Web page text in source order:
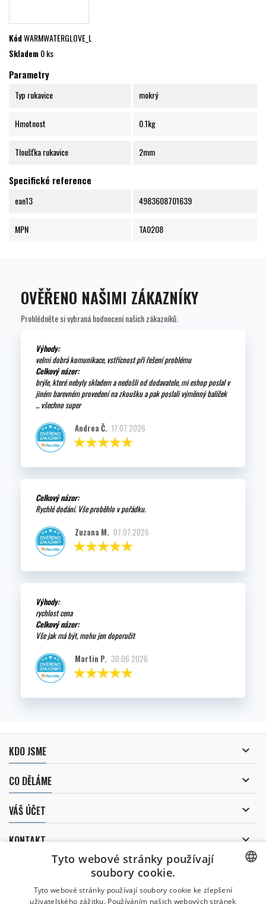
KódWARMWATERGLOVE_L
Skladem0 ks
Parametry
Typ rukavice mokrý
Hmotnost 0.1kg
Tloušťka rukavice 2mm
Specifické reference
ean13 4983608701639
MPN TA0208
OVĚŘENO NAŠIMI ZÁKAZNÍKY
Prohlédněte si vybraná hodnocení našich zákazníků.
Výhody:
velmi dobrá komunikace, vstřícnost při řešení problému
Celkový názor:
brýle, které nebyly skladem a nedošli od dodavatele, mi eshop poslal v
jiném barevném provedení na zkoušku a pak poslali výměnný balíček
... všechno super
Andrea Č. 17.07.2026
Celkový názor:
Rychlé dodání. Vše proběhlo v pořádku.
Zuzana M. 07.07.2026
Výhody:
rychlost cena
Celkový názor:
Vše jak má být, mohu jen doporučit
Martin P. 30.06.2026
KDO JSME 
CO DĚLÁME 
VÁŠ ÚČET 
KONTAKT 
ODBĚR NOVINEK
CZECH
Tyto webové stránky používají
soubory cookie.
Tyto webové stránky používají soubory cookie ke zlepšení
uživatelského zážitku. Používáním našich webových stránek